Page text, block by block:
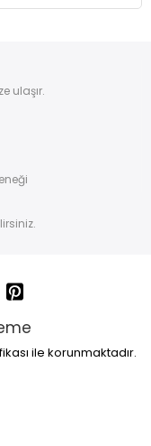
ulaşır.
ile korunmaktadır.